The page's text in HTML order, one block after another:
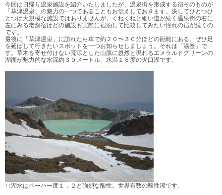
今回は日帰り温泉施設を紹介いたしましたが、温泉街を形成する宿そのものが
「草津温泉」の魅力の一つであることもお伝えしておきます。決してひとつひ
とつは大規模な施設ではありませんが、くねくねと細い道が続く温泉街の右に
左にみる老舗宿はどの施設も実際に宿泊して比較してみたい憧れの宿が続くの
です。
最後に「草津温泉」に訪れたら車で約２０〜３０分ほどの距離にある、ぜひ足
を延ばして行きたいスポットを一つお知らせしましょう。それは「湯釜」で
す。草木を寄せ付けない荒涼とした山肌に忽然と現れるエメラルドグリーンの
湖面が魅力的な水深約３０メートル、水温１８度の火口湖です。
↑↑湖水はペーハー度１．２と強烈な酸性。世界有数の酸性湖です。